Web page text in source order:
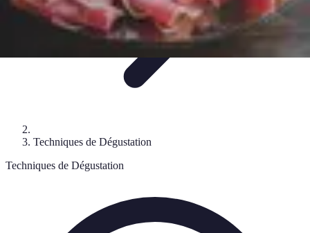
Techniques de Dégustation
Techniques de Dégustation